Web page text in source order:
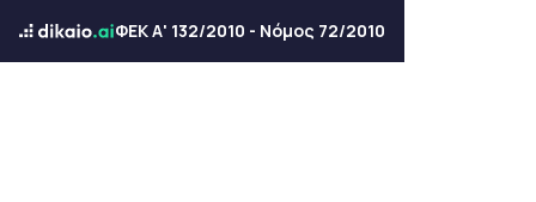
ΦΕΚ Α' 132/2010 - Νόμος 72/2010